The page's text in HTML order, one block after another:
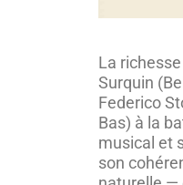
La
Surquin
Federico
Bas) à la
musical et
son